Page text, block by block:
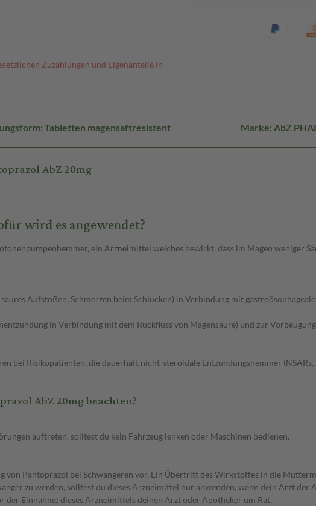
Zuzahlungen und Eigenanteile in
Tabletten magensaftresistent Marke: AbZ
AbZ 20mg
wird es angewendet?
ein Arzneimittel welches bewirkt, dass im Magen weniger
Aufstoßen, Schmerzen beim Schlucken) in Verbindung mit
in Verbindung mit dem Rückfluss von Magensäure) und zur
bei Risikopatienten, die dauerhaft nicht-steroidale Entzündungshemmer
AbZ 20mg beachten?
auftreten, solltest du kein Fahrzeug lenken oder Maschinen bedienen.
von Pantoprazol bei Schwangeren vor. Ein Übertritt des Wirkstoffes in die
zu werden, solltest du dieses Arzneimittel nur anwenden, wenn dein Arzt
der Einnahme dieses Arzneimittels deinen Arzt oder Apotheker um Rat.